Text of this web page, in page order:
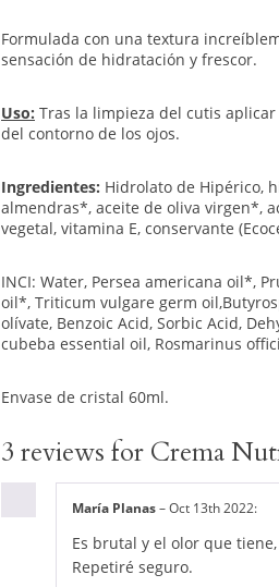
Formulada con una textura
sensación de hidratación y frescor.
Uso: Tras la limpieza del cutis
del contorno de los ojos.
Ingredientes: Hidrolato de Hipérico,
almendras*, aceite de oliva virgen*,
vegetal, vitamina E, conservante
INCI: Water, Persea americana oil*,
oil*, Triticum vulgare germ
olívate, Benzoic Acid, Sorbic Acid,
cubeba essential oil, Rosmarinus
Envase de cristal 60ml.
3 reviews for Crema
María Planas – Oct 13th 2022:
Es brutal y el olor que
Repetiré seguro.